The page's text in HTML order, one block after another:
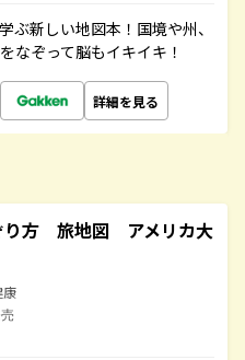
ぶ新しい地図本！国境や州、
なぞって脳もイキイキ！
詳細を見る
り方 旅地図 アメリカ大
康